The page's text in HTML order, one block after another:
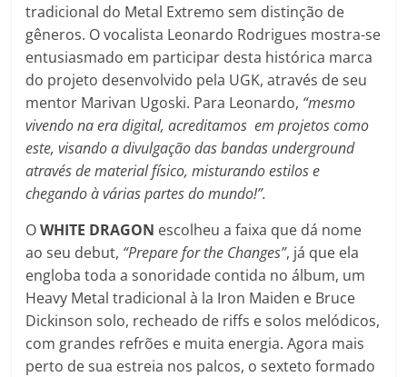
tradicional do Metal Extremo sem distinção de
gêneros. O vocalista Leonardo Rodrigues mostra-se
entusiasmado em participar desta histórica marca
do projeto desenvolvido pela UGK, através de seu
mentor Marivan Ugoski. Para Leonardo, “mesmo
vivendo na era digital, acreditamos em projetos como
este, visando a divulgação das bandas underground
através de material físico, misturando estilos e
chegando à várias partes do mundo!”.
OWHITE DRAGON escolheu a faixa que dá nome
ao seu debut, “Prepare for the Changes”, já que ela
engloba toda a sonoridade contida no álbum, um
Heavy Metal tradicional à la Iron Maiden e Bruce
Dickinson solo, recheado de riffs e solos melódicos,
com grandes refrões e muita energia. Agora mais
perto de sua estreia nos palcos, o sexteto formado